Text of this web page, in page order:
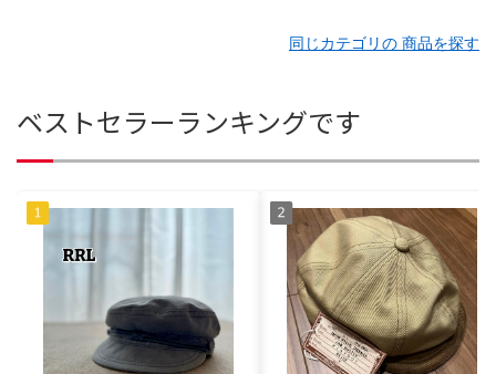
同じカテゴリの 商品を探す
ベストセラーランキングです